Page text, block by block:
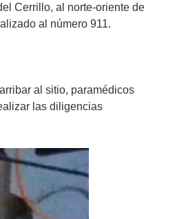
Cerrillo, al norte-oriente de
al número 911.
al sitio, paramédicos
las diligencias